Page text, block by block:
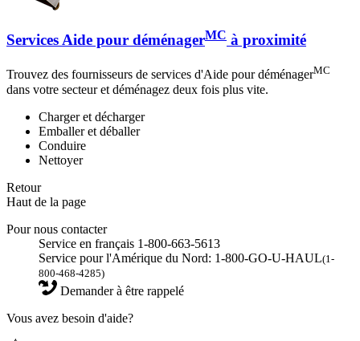
Services Aide pour déménagerMC à proximité
Trouvez des fournisseurs de services d'Aide pour déménagerMC
dans votre secteur et déménagez deux fois plus vite.
Charger et décharger
Emballer et déballer
Conduire
Nettoyer
Retour
Haut de la page
Pour nous contacter
Service en français 1-800-663-5613
Service pour l'Amérique du Nord: 1-800-GO-U-HAUL(1-
800-468-4285)
Demander à être rappelé
Vous avez besoin d'aide?